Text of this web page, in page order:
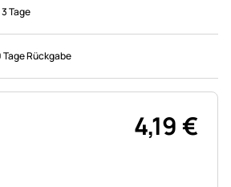
3 Tage
Tage Rückgabe
4,19€